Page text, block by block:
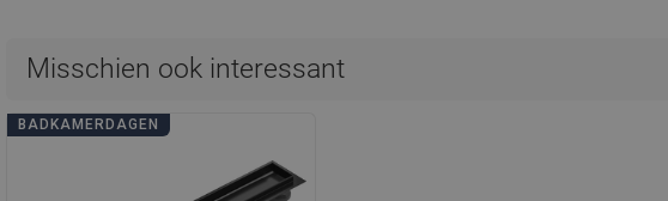
Misschien ook interessant
BADKAMERDAGEN